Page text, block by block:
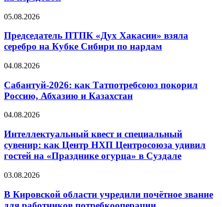
05.08.2026
Председатель ПТПК «Дух Хакасии» взяла
серебро на Кубке Сибири по нардам
04.08.2026
Сабантуй-2026: как Татпотребсоюз покорил
Россию, Абхазию и Казахстан
04.08.2026
Интеллектуальный квест и специальный
сувенир: как Центр НХП Центросоюза удивил
гостей на «Празднике огурца» в Суздале
03.08.2026
В Кировской области учредили почётное звание